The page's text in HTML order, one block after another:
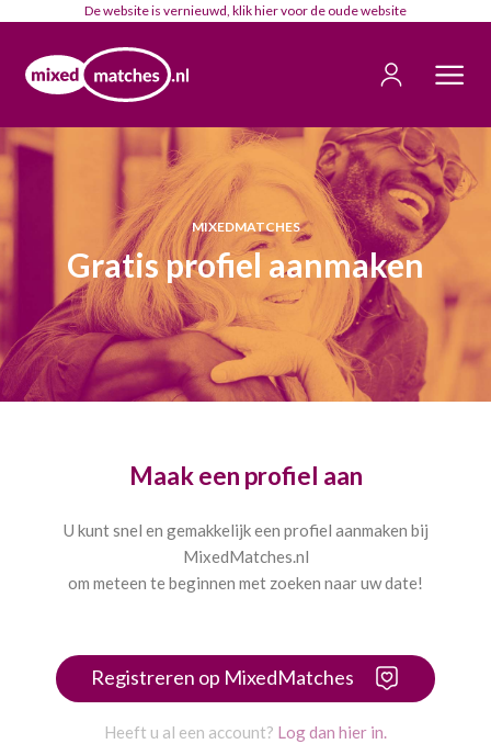
De website is vernieuwd, klikhiervoor de oude website
MIXEDMATCHES
Gratis profiel aanmaken
Maak een profiel aan
U kunt snel en gemakkelijk een profiel aanmaken bij
MixedMatches.nl
om meteen te beginnen met zoeken naar uw date!
Registreren op MixedMatches
Heeft u al een account? Log dan hier in.